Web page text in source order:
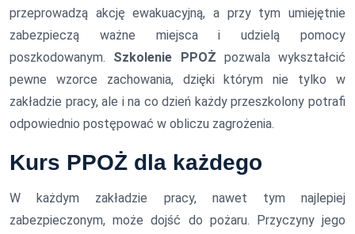
przeprowadzą akcję ewakuacyjną, a przy tym umiejętnie
zabezpieczą ważne miejsca i udzielą pomocy
poszkodowanym. Szkolenie PPOŻ pozwala wykształcić
pewne wzorce zachowania, dzięki którym nie tylko w
zakładzie pracy, ale i na co dzień każdy przeszkolony potrafi
odpowiednio postępować w obliczu zagrożenia.
Kurs PPOŻ dla każdego
W każdym zakładzie pracy, nawet tym najlepiej
zabezpieczonym, może dojść do pożaru. Przyczyny jego